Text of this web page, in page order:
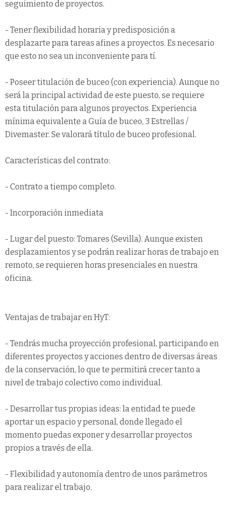
seguimiento de proyectos.
- Tener flexibilidad horaria y predisposición a
desplazarte para tareas afines a proyectos. Es necesario
que esto no sea un inconveniente para tí.
- Poseer titulación de buceo (con experiencia). Aunque no
será la principal actividad de este puesto, se requiere
esta titulación para algunos proyectos. Experiencia
mínima equivalente a Guía de buceo, 3 Estrellas /
Divemaster. Se valorará título de buceo profesional.
Características del contrato:
- Contrato a tiempo completo.
- Incorporación inmediata
- Lugar del puesto: Tomares (Sevilla). Aunque existen
desplazamientos y se podrán realizar horas de trabajo en
remoto, se requieren horas presenciales en nuestra
oficina.
Ventajas de trabajar en HyT:
- Tendrás mucha proyección profesional, participando en
diferentes proyectos y acciones dentro de diversas áreas
de la conservación, lo que te permitirá crecer tanto a
nivel de trabajo colectivo como individual.
- Desarrollar tus propias ideas: la entidad te puede
aportar un espacio y personal, donde llegado el
momento puedas exponer y desarrollar proyectos
propios a través de ella.
- Flexibilidad y autonomía dentro de unos parámetros
para realizar el trabajo.